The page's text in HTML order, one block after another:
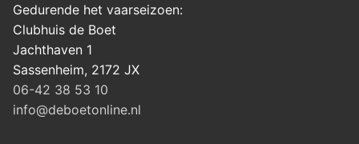
Gedurende het vaarseizoen:
Clubhuis de Boet
Jachthaven 1
Sassenheim, 2172 JX
06-42 38 53 10
info@deboetonline.nl